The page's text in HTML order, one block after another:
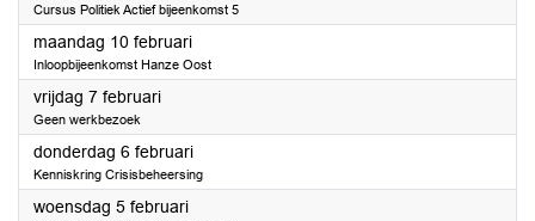
Cursus Politiek Actief bijeenkomst 5
maandag 10 februari2025
Inloopbijeenkomst Hanze Oost
vrijdag 7 februari2025
Geen werkbezoek
donderdag 6 februari2025
Kenniskring Crisisbeheersing
woensdag 5 februari2025